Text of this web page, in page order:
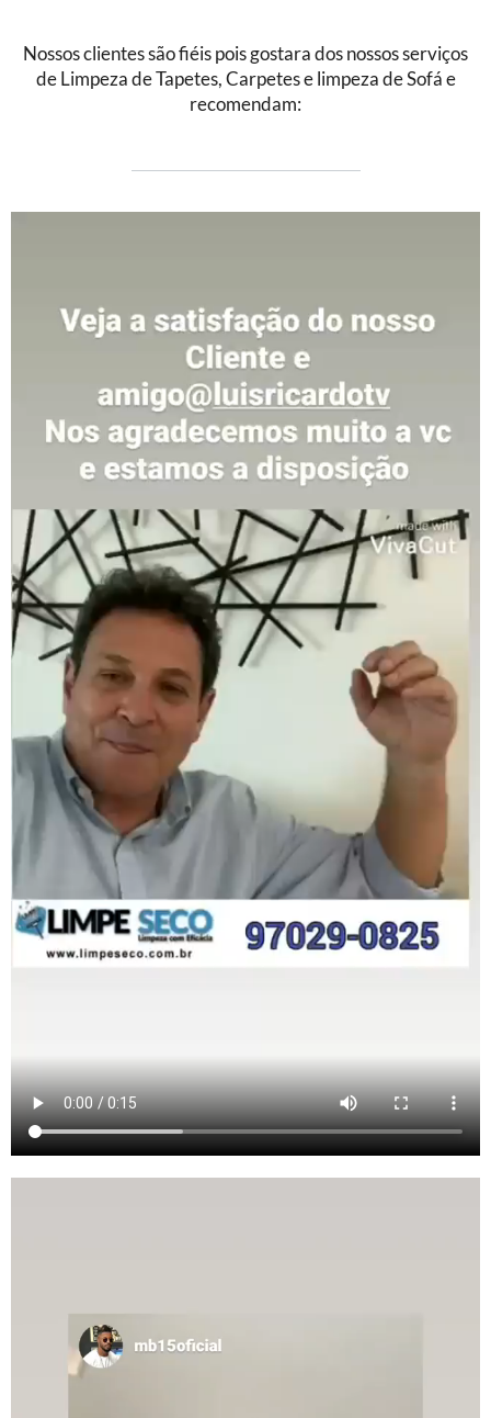
Nossos clientes são fiéis pois gostara dos nossos serviços
de Limpeza de Tapetes, Carpetes e limpeza de Sofá e
recomendam: